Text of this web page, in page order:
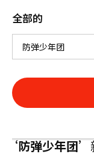
全部的
‘防弹少年团’